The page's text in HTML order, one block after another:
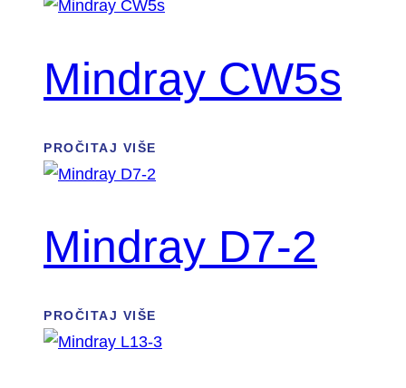
Mindray CW5s
PROČITAJ VIŠE
Mindray D7-2
PROČITAJ VIŠE